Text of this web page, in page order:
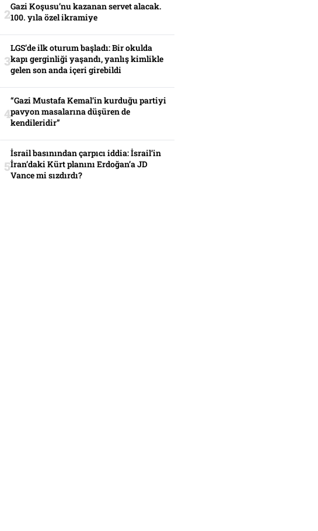
Gazi Koşusu’nu kazanan servet alacak.
100. yıla özel ikramiye
LGS’de ilk oturum başladı: Bir okulda
kapı gerginliği yaşandı, yanlış kimlikle
gelen son anda içeri girebildi
“Gazi Mustafa Kemal’in kurduğu partiyi
pavyon masalarına düşüren de
kendileridir”
İsrail basınından çarpıcı iddia: İsrail’in
İran’daki Kürt planını Erdoğan’a JD
Vance mi sızdırdı?